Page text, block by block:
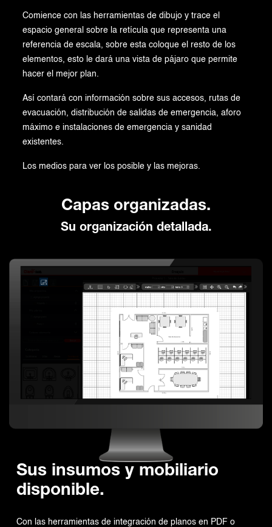
Comience con las herramientas de dibujo y trace el
espacio general sobre la retícula que representa una
referencia de escala, sobre esta coloque el resto de los
elementos, esto le dará una vista de pájaro que permite
hacer el mejor plan.
Así contará con información sobre sus accesos, rutas de
evacuación, distribución de salidas de emergencia, aforo
máximo e instalaciones de emergencia y sanidad
existentes.
Los medios para ver los posible y las mejoras.
Capas organizadas.
Su organización detallada.
Sus insumos y mobiliario
disponible.
Con las herramientas de integración de planos en PDF o